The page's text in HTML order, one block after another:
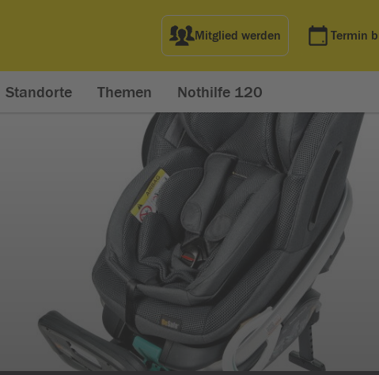
Mitglied werden Termin
Standorte Themen Nothilfe 120